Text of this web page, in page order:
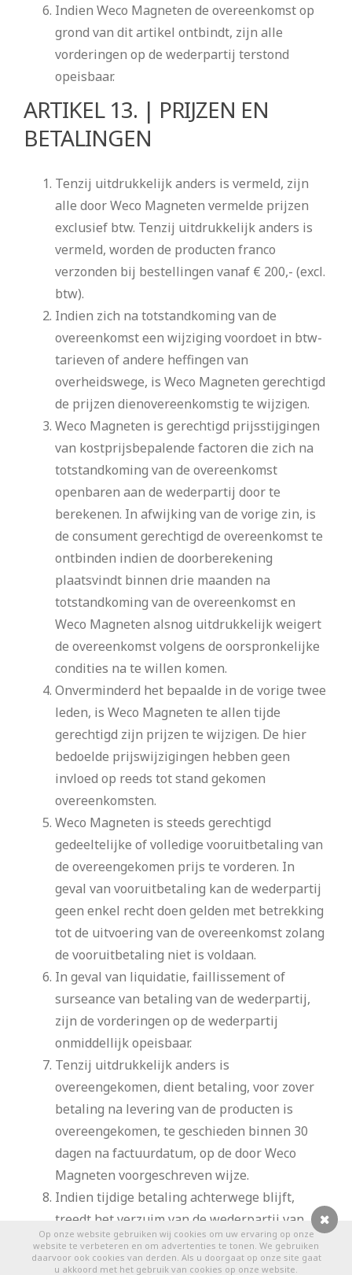
0
Indien Weco Magneten de overeenkomst op
grond van dit artikel ontbindt, zijn alle
vorderingen op de wederpartij terstond
opeisbaar.
ARTIKEL 13. | PRIJZEN EN
BETALINGEN
Tenzij uitdrukkelijk anders is vermeld, zijn
alle door Weco Magneten vermelde prijzen
exclusief btw. Tenzij uitdrukkelijk anders is
vermeld, worden de producten franco
verzonden bij bestellingen vanaf € 200,- (excl.
btw).
Indien zich na totstandkoming van de
overeenkomst een wijziging voordoet in btw-
tarieven of andere heffingen van
overheidswege, is Weco Magneten gerechtigd
de prijzen dienovereenkomstig te wijzigen.
Weco Magneten is gerechtigd prijsstijgingen
van kostprijsbepalende factoren die zich na
totstandkoming van de overeenkomst
openbaren aan de wederpartij door te
berekenen. In afwijking van de vorige zin, is
de consument gerechtigd de overeenkomst te
ontbinden indien de doorberekening
plaatsvindt binnen drie maanden na
totstandkoming van de overeenkomst en
Weco Magneten alsnog uitdrukkelijk weigert
de overeenkomst volgens de oorspronkelijke
condities na te willen komen.
Onverminderd het bepaalde in de vorige twee
leden, is Weco Magneten te allen tijde
gerechtigd zijn prijzen te wijzigen. De hier
bedoelde prijswijzigingen hebben geen
invloed op reeds tot stand gekomen
overeenkomsten.
Weco Magneten is steeds gerechtigd
gedeeltelijke of volledige vooruitbetaling van
de overeengekomen prijs te vorderen. In
geval van vooruitbetaling kan de wederpartij
geen enkel recht doen gelden met betrekking
tot de uitvoering van de overeenkomst zolang
de vooruitbetaling niet is voldaan.
In geval van liquidatie, faillissement of
surseance van betaling van de wederpartij,
zijn de vorderingen op de wederpartij
onmiddellijk opeisbaar.
Tenzij uitdrukkelijk anders is
overeengekomen, dient betaling, voor zover
betaling na levering van de producten is
overeengekomen, te geschieden binnen 30
dagen na factuurdatum, op de door Weco
Magneten voorgeschreven wijze.
Indien tijdige betaling achterwege blijft,
treedt het verzuim van de wederpartij van
rechtswege in. Vanaf de dag dat het verzuim
intreedt, is de wederpartij over het
Op onze website gebruiken wij cookies om uw ervaring op onze
website te verbeteren en om advertenties te tonen. We gebruiken
daarvoor ook cookies van derden. Als u doorgaat op onze site gaat
u akkoord met het gebruik van cookies op onze website.